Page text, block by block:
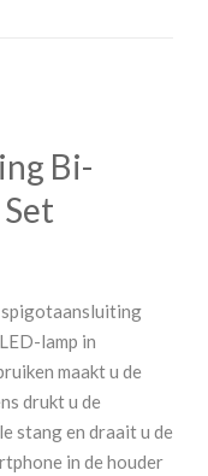
Bi-
spigotaansluiting
lamp in
maakt u de
drukt u de
stang en draait u de
in de houder